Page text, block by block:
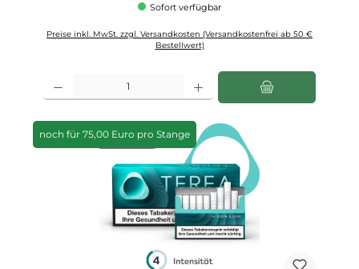
Sofort verfügbar
Preise inkl. MwSt. zzgl. Versandkosten (Versandkostenfrei ab 50 €
Bestellwert)
noch für 75,00 Euro pro Stange